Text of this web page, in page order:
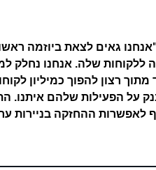
גאים לצאת ביוזמה
מתוך רצון להפוך כמיליון
על הפעילות שלהם
ההחזקה בניירות